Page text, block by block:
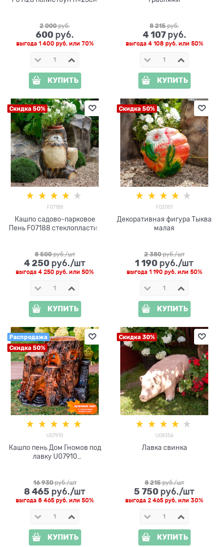
2 000 руб.
600 руб.
выгода 1 400 руб.или 70%
КУПИТЬ
8 215 руб.
4 107 руб.
выгода 4 108 руб.или 50%
КУПИТЬ
Скидка 50%
F07188
Кашпо садово-парковое
Пень F07188 стеклопластик
8 500 руб./шт
4 250 руб./шт
выгода 4 250 руб. или 50%
КУПИТЬ
Скидка 50%
F02001
Декоративная фигура Тыква
малая
2 380 руб./шт
1 190 руб./шт
выгода 1 190 руб.или 50%
КУПИТЬ
Распродажа
Скидка 50%
U07910
Кашпо пень Дом Гномов под
лавку U07910
16 930 руб./шт
8 465 руб./шт
выгода 8 465 руб. или 50%
КУПИТЬ
Скидка 30%
U08356
Лавка свинка
8 215 руб./шт
5 750 руб./шт
выгода 2 465 руб. или 30%
КУПИТЬ